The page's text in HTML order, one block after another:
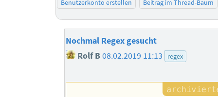
Benutzerkonto erstellen
Beitrag im Thread-Baum
Nochmal Regex gesucht
Rolf B08.02.2019 11:13 regex